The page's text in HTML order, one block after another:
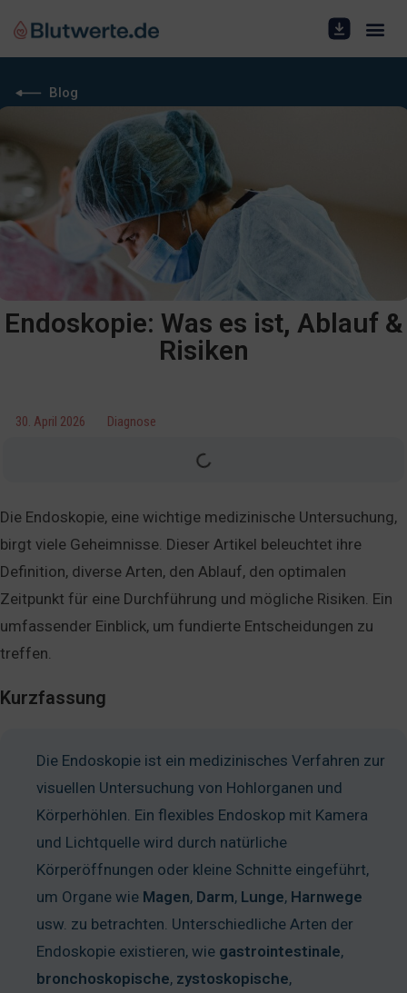
Blog
Endoskopie: Was es ist, Ablauf &
Risiken
30. April 2026 Diagnose
Die Endoskopie, eine wichtige medizinische Untersuchung,
birgt viele Geheimnisse. Dieser Artikel beleuchtet ihre
Definition, diverse Arten, den Ablauf, den optimalen
Zeitpunkt für eine Durchführung und mögliche Risiken. Ein
umfassender Einblick, um fundierte Entscheidungen zu
treffen.
Kurzfassung
Die Endoskopie ist ein medizinisches Verfahren zur
visuellen Untersuchung von Hohlorganen und
Körperhöhlen. Ein flexibles Endoskop mit Kamera
und Lichtquelle wird durch natürliche
Körperöffnungen oder kleine Schnitte eingeführt,
um Organe wie Magen, Darm, Lunge, Harnwege
usw. zu betrachten. Unterschiedliche Arten der
Endoskopie existieren, wie gastrointestinale,
bronchoskopische, zystoskopische,